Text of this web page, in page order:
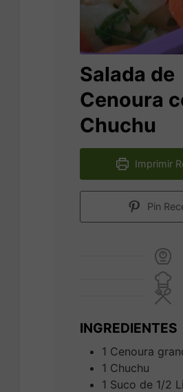
Salada de
Cenoura
Chuchu
Imprimir
Pin
INGREDIENTES
1 Cenoura
1 Chuchu
1 Suco de 1/2